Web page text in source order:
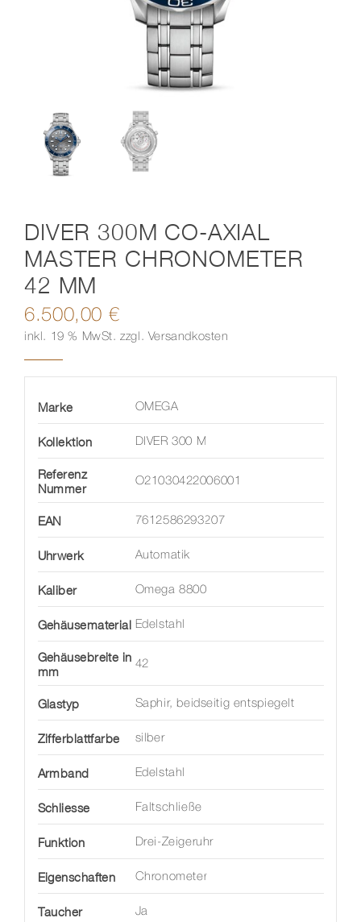
DIVER 300M CO-AXIAL
MASTER CHRONOMETER
42 MM
6.500,00 €
inkl. 19 % MwSt. zzgl. Versandkosten
Marke OMEGA
Kollektion DIVER 300 M
Referenz
Nummer
O21030422006001
EAN 7612586293207
Uhrwerk Automatik
Kaliber Omega 8800
Gehäusematerial Edelstahl
Gehäusebreite in
mm
42
Glastyp Saphir, beidseitig entspiegelt
Zifferblattfarbe silber
Armband Edelstahl
Schliesse Faltschließe
Funktion Drei-Zeigeruhr
Eigenschaften Chronometer
Taucher Ja